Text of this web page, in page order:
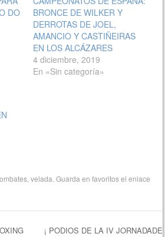
DO
BRONCE DE WILKER Y
DERROTAS DE JOEL,
AMANCIO Y CASTIÑEIRAS
EN LOS ALCÁZARES
4 diciembre, 2019
En «Sin categoría»
,velada . Guarda en favoritos elenlace
¡ PODIOS DE LA IV JORNADADE